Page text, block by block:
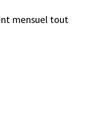
mensuel tout